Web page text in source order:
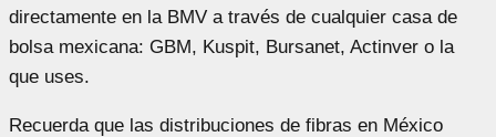
directamente en la BMV a través de cualquier casa de
bolsa mexicana: GBM, Kuspit, Bursanet, Actinver o la
que uses.
Recuerda que las distribuciones de fibras en México